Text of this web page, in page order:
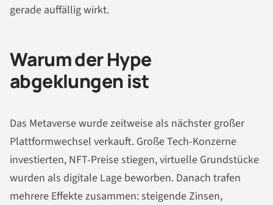
gerade auffällig wirkt.
Warum der Hype
abgeklungen ist
Das Metaverse wurde zeitweise als nächster großer
Plattformwechsel verkauft. Große Tech-Konzerne
investierten, NFT-Preise stiegen, virtuelle Grundstücke
wurden als digitale Lage beworben. Danach trafen
mehrere Effekte zusammen: steigende Zinsen,